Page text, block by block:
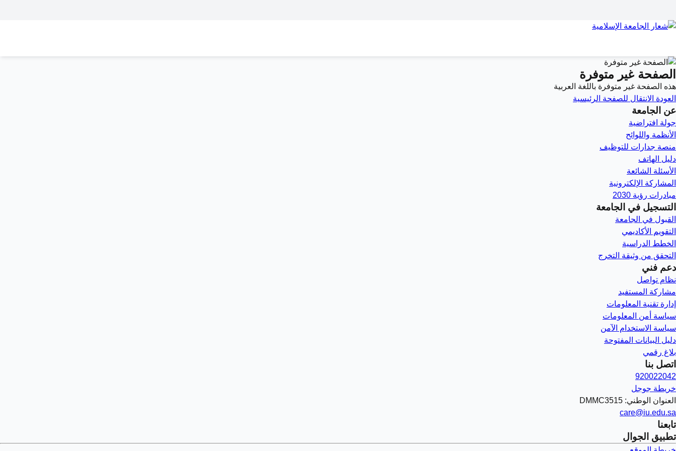
الصفحة غير متوفرة
هذه الصفحة غير متوفرة باللغة العربية
العودة الانتقال للصفحة الرئيسية
عن الجامعة
جولة افتراضية
الأنظمة واللوائح
منصة جدارات للتوظيف
دليل الهاتف
الأسئلة الشائعة
المشاركة الإلكترونية
مبادرات رؤية 2030
التسجيل في الجامعة
القبول في الجامعة
التقويم الأكاديمي
الخطط الدراسية
التحقق من وثيقة التخرج
دعم فني
نظام تواصل
مشاركة المستفيد
إدارة تقنية المعلومات
سياسة أمن المعلومات
سياسة الاستخدام الآمن
دليل البيانات المفتوحة
بلاغ رقمي
اتصل بنا
920022042
خريطة جوجل
العنوان الوطني: DMMC3515
care@iu.edu.sa
تابعنا
تطبيق الجوال